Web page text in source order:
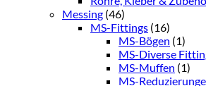
Messing (46)
MS-Fittings (16)
MS-Bögen (1)
MS-Diverse
MS-Muffen (1)
MS-